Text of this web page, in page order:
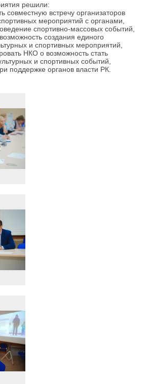
решили:
встречу организаторов
мероприятий с органами,
спортивно-массовых событий,
создания единого
и спортивных мероприятий,
НКО о возможность стать
и спортивных событий,
поддержке органов власти РК.